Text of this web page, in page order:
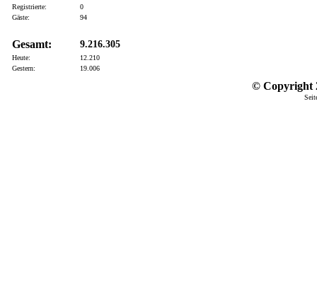
Registrierte:
0
Gäste:
94
Gesamt: 9.216.305
Heute:
12.210
Gestern:
19.006
© Copyright